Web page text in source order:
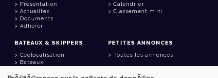
Présentation
Actualités
Documents
Adhérer
Calendrier
Classement mini
BATEAUX & SKIPPERS
Géolocalisation
Bateaux
PETITES ANNONCES
Toutes les annonces